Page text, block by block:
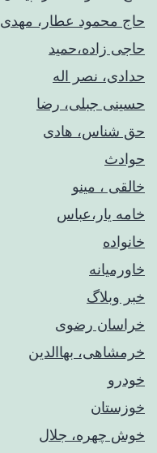
حاج محمود عطار، مهدی
حاجی زاده،حمید
حدادی، نصر اله
حسینی جبلی، رضا
حق شناس، هادی
حوادث
خالقی ، مینو
خامه یار،عباس
خانواده
خاورمیانه
خبر وبلاگ
خراسان رضوی
خرمشاهی، بهاالدین
خودرو
خوزستان
خوش چهره، جلال